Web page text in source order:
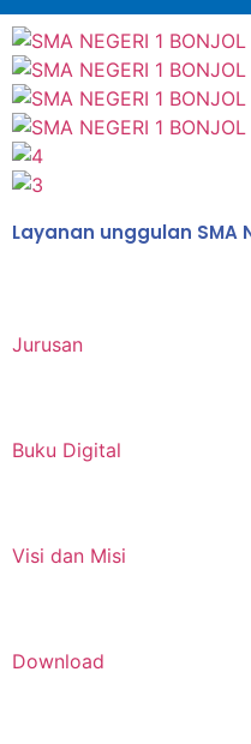
Layanan unggulan SMA
Jurusan
Buku Digital
Visi dan Misi
Download